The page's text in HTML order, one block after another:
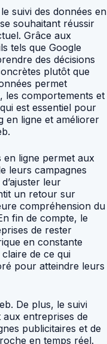
suivi des données en
souhaitant réussir
Grâce aux
tels que Google
des décisions
plutôt que
permet
les comportements et
est essentiel pour
en ligne et améliorer
en ligne permet aux
leurs campagnes
leur
un retour sur
compréhension du
fin de compte, le
de rester
en constante
de ce qui
pour atteindre leurs
De plus, le suivi
entreprises de
publicitaires et de
en temps réel.